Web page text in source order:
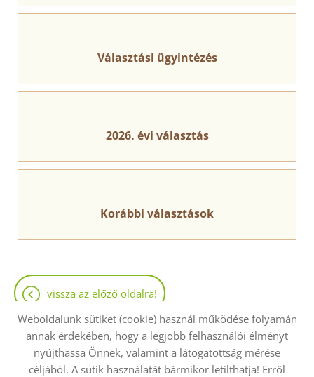
Választási ügyintézés
2026. évi választás
Korábbi választások
vissza az előző oldalra!
Oldal információk Adatkezelési tájékoztató
Weboldalunk sütiket (cookie) használ működése folyamán
annak érdekében, hogy a legjobb felhasználói élményt
nyújthassa Önnek, valamint a látogatottság mérése
céljából. A sütik használatát bármikor letilthatja! Erről